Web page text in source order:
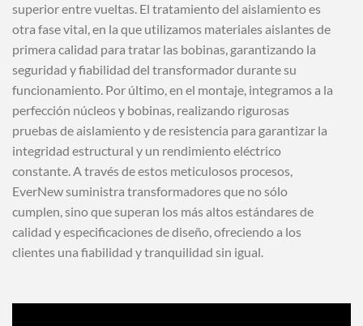
superior entre vueltas. El tratamiento del aislamiento es
otra fase vital, en la que utilizamos materiales aislantes de
primera calidad para tratar las bobinas, garantizando la
seguridad y fiabilidad del transformador durante su
funcionamiento. Por último, en el montaje, integramos a la
perfección núcleos y bobinas, realizando rigurosas
pruebas de aislamiento y de resistencia para garantizar la
integridad estructural y un rendimiento eléctrico
constante. A través de estos meticulosos procesos,
EverNew suministra transformadores que no sólo
cumplen, sino que superan los más altos estándares de
calidad y especificaciones de diseño, ofreciendo a los
clientes una fiabilidad y tranquilidad sin igual.